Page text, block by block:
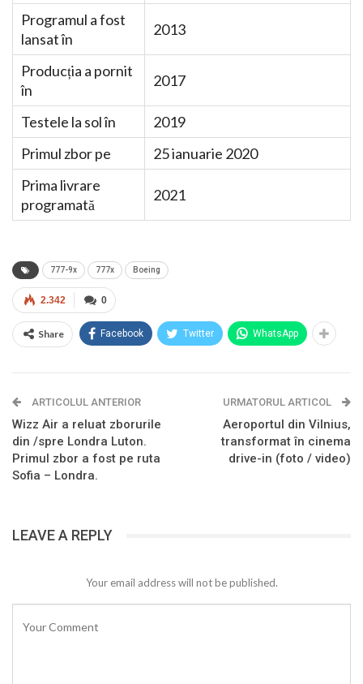
Programul a fost
lansat în
2013
Producția a pornit
în
2017
Testele la sol în
2019
Primul zbor pe
25 ianuarie 2020
Prima livrare
programată
2021
777-9x 777x Boeing
0
2.342
Share Facebook Twitter WhatsApp
ARTICOLUL ANTERIOR
Wizz Air a reluat zborurile
din /spre Londra Luton.
Primul zbor a fost pe ruta
Sofia – Londra.
URMATORUL ARTICOL
Aeroportul din Vilnius,
transformat în cinema
drive-in (foto / video)
LEAVE A REPLY
Your email address will not be published.